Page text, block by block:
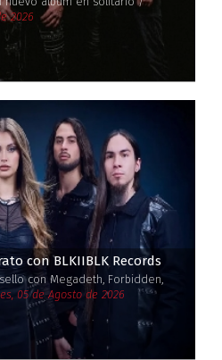
2026
con BLKIIBLK Records
con Megadeth, Forbidden,
05 de Agosto de 2026